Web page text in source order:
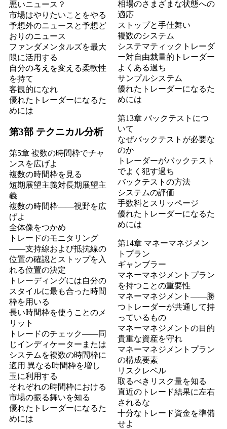
悪いニュース？
市場はやりたいことをやる
予想外のニュースと予想ど
おりのニュース
ファンダメンタルズを最大
限に活用する
自分の考えを変える柔軟性
を持て
客観的になれ
優れたトレーダーになるた
めには
第3部 テクニカル分析
第5章 複数の時間枠でチャ
ンスを広げよ
複数の時間枠を見る
短期展望主義対長期展望主
義
複数の時間枠――視野を広
げよ
全体像をつかめ
トレードのモニタリング
――支持線および抵抗線の
位置の確認とストップを入
れる位置の決定
トレーディングには自分の
スタイルに最も合った時間
枠を用いる
長い時間枠を使うことのメ
リット
トレードのチェック――同
じインディケーターまたは
システムを複数の時間枠に
適用 異なる時間枠を増し
玉に利用する
それぞれの時間枠における
市場の振る舞いを知る
優れたトレーダーになるた
めには
相場のさまざまな状態への
適応
ストップと手仕舞い
複数のシステム
システマティックトレーダ
ー対自由裁量的トレーダー
よくある過ち
サンプルシステム
優れたトレーダーになるた
めには
第13章 バックテストにつ
いて
なぜバックテストが必要な
のか
トレーダーがバックテスト
でよく犯す過ち
バックテストの方法
システムの評価
手数料とスリッページ
優れたトレーダーになるた
めには
第14章 マネーマネジメン
トプラン
ギャンブラー
マネーマネジメントプラン
を持つことの重要性
マネーマネジメント――勝
つトレーダーが共通して持
っているもの
マネーマネジメントの目的
貴重な資産を守れ
マネーマネジメントプラン
の構成要素
リスクレベル
取るべきリスク量を知る
直近のトレード結果に左右
されるな
十分なトレード資金を準備
せよ